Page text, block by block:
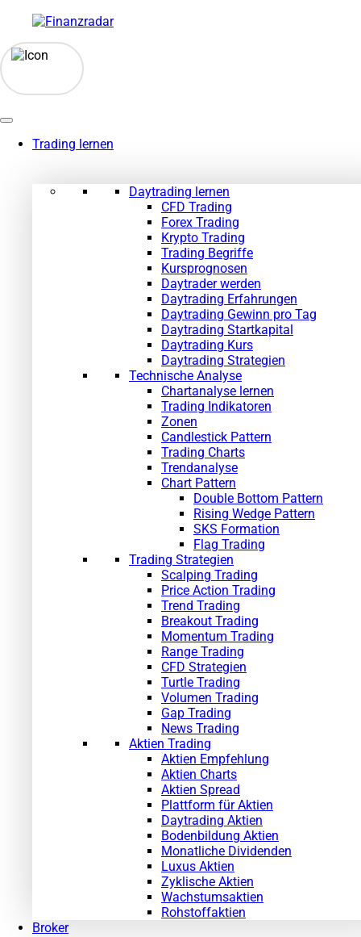
springen
Trading lernen
Daytrading lernen
CFD Trading
Forex Trading
Krypto Trading
Trading Begriffe
Kursprognosen
Daytrader werden
Daytrading Erfahrungen
Daytrading Gewinn pro Tag
Daytrading Startkapital
Daytrading Kurs
Daytrading Strategien
Technische Analyse
Chartanalyse lernen
Trading Indikatoren
Zonen
Candlestick Pattern
Trading Charts
Trendanalyse
Chart Pattern
Double Bottom Pattern
Rising Wedge Pattern
SKS Formation
Flag Trading
Trading Strategien
Scalping Trading
Price Action Trading
Trend Trading
Breakout Trading
Momentum Trading
Range Trading
CFD Strategien
Turtle Trading
Volumen Trading
Gap Trading
News Trading
Aktien Trading
Aktien Empfehlung
Aktien Charts
Aktien Spread
Plattform für Aktien
Daytrading Aktien
Bodenbildung Aktien
Monatliche Dividenden
Luxus Aktien
Zyklische Aktien
Wachstumsaktien
Rohstoffaktien
Broker